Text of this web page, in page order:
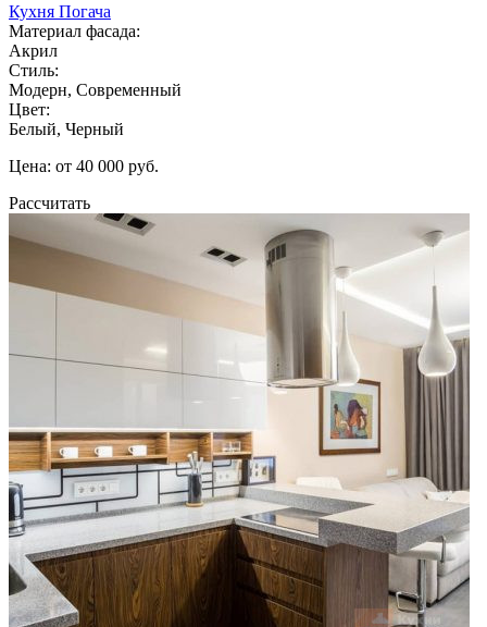
Кухня Погача
Материал фасада:
Акрил
Стиль:
Модерн, Современный
Цвет:
Белый, Черный
Цена: от 40 000 руб.
Рассчитать